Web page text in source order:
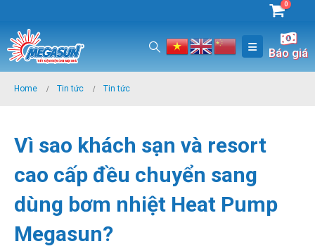
0
Báo giá
Home Tin tức Tin tức
Vì sao khách sạn và resort
cao cấp đều chuyển sang
dùng bơm nhiệt Heat Pump
Megasun?